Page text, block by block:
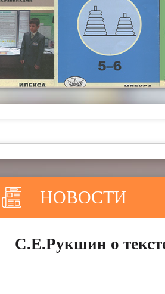
НОВОСТИ
С.Е.Рукшин о